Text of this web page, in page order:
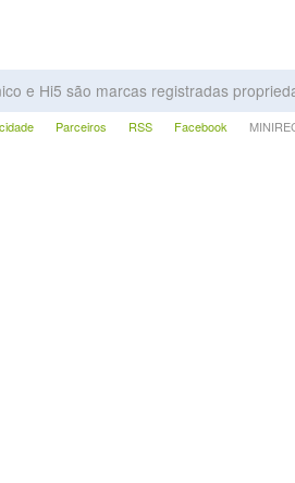
e Hi5 são marcas registradas
Parceiros RSS Facebook